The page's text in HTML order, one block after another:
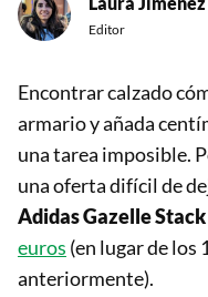
Editor
Encontrar calzado
armario y añada
una tarea imposible.
una oferta difícil de
Adidas Gazelle Stack
euros (en lugar de los
anteriormente).